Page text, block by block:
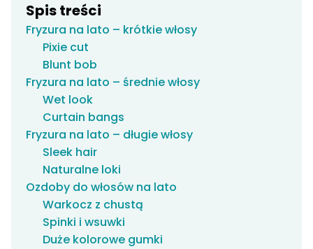
Spis treści
Fryzura na lato – krótkie włosy
Pixie cut
Blunt bob
Fryzura na lato – średnie włosy
Wet look
Curtain bangs
Fryzura na lato – długie włosy
Sleek hair
Naturalne loki
Ozdoby do włosów na lato
Warkocz z chustą
Spinki i wsuwki
Duże kolorowe gumki